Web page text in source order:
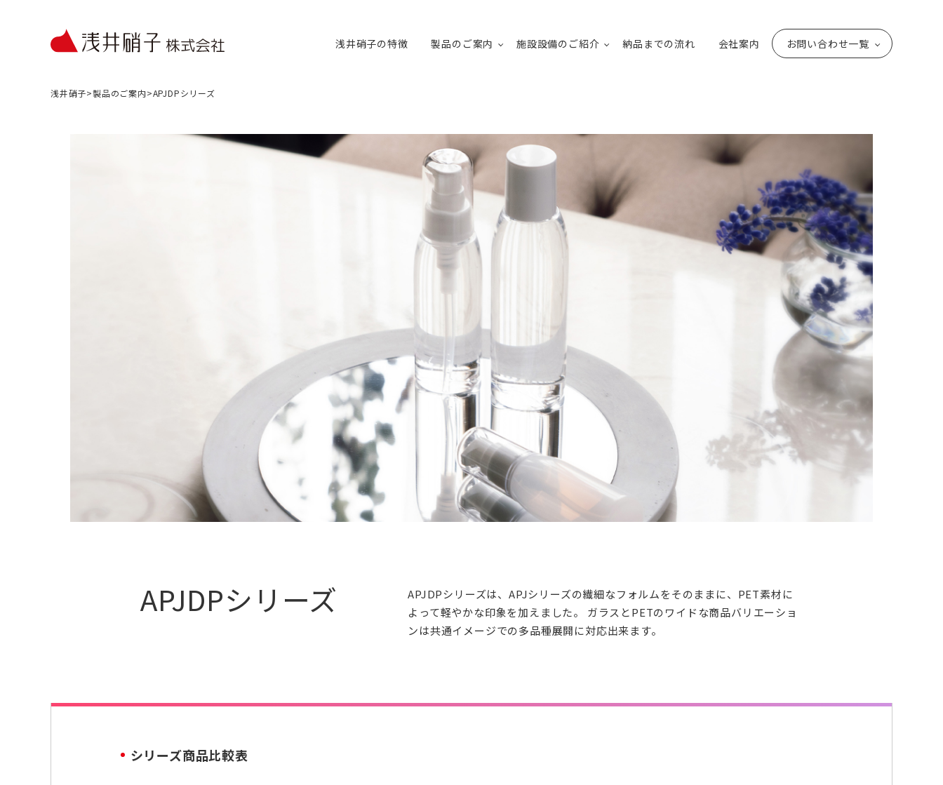
浅井硝子の特徴 製品のご案内 施設設備のご紹介 納品までの流れ 会社案内 お問い合わせ一覧
浅井硝子>製品のご案内>APJDPシリーズ
APJDPシリーズ
APJDPシリーズは、APJシリーズの繊細なフォルムをそのままに、PET素材に
よって軽やかな印象を加えました。 ガラスとPETのワイドな商品バリエーショ
ンは共通イメージでの多品種展開に対応出来ます。
シリーズ商品比較表